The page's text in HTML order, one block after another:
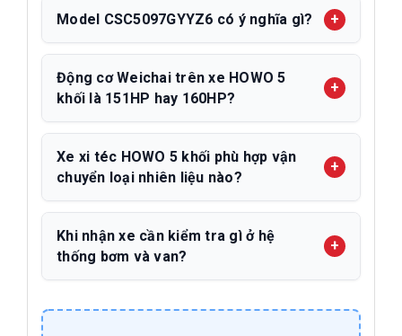
Model CSC5097GYYZ6 có ý nghĩa gì?
Động cơ Weichai trên xe HOWO 5
khối là 151HP hay 160HP?
Xe xi téc HOWO 5 khối phù hợp vận
chuyển loại nhiên liệu nào?
Khi nhận xe cần kiểm tra gì ở hệ
thống bơm và van?